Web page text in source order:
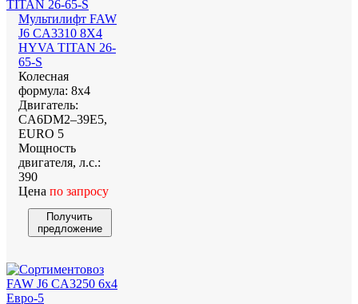
Мультилифт FAW
J6 CA3310 8Х4
HYVA TITAN 26-
65-S
Колесная
формула: 8х4
Двигатель:
CA6DM2–39E5,
EURO 5
Мощность
двигателя, л.с.:
390
Цена по запросу
Получить
предложение